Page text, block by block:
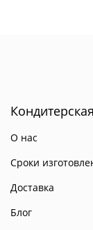
Кондитерская
О нас
Сроки
Доставка
Блог